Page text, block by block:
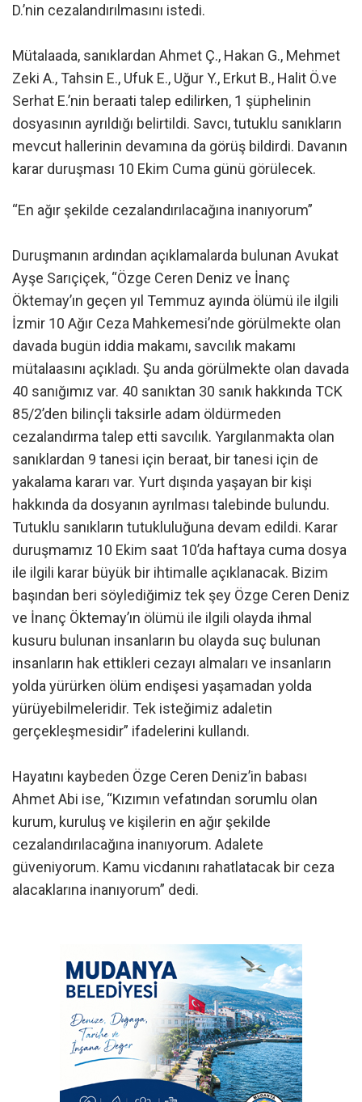
D.’nin cezalandırılmasını istedi.
Mütalaada, sanıklardan Ahmet Ç., Hakan G., Mehmet
Zeki A., Tahsin E., Ufuk E., Uğur Y., Erkut B., Halit Ö.ve
Serhat E.’nin beraati talep edilirken, 1 şüphelinin
dosyasının ayrıldığı belirtildi. Savcı, tutuklu sanıkların
mevcut hallerinin devamına da görüş bildirdi. Davanın
karar duruşması 10 Ekim Cuma günü görülecek.
“En ağır şekilde cezalandırılacağına inanıyorum”
Duruşmanın ardından açıklamalarda bulunan Avukat
Ayşe Sarıçiçek, “Özge Ceren Deniz ve İnanç
Öktemay’ın geçen yıl Temmuz ayında ölümü ile ilgili
İzmir 10 Ağır Ceza Mahkemesi’nde görülmekte olan
davada bugün iddia makamı, savcılık makamı
mütalaasını açıkladı. Şu anda görülmekte olan davada
40 sanığımız var. 40 sanıktan 30 sanık hakkında TCK
85/2’den bilinçli taksirle adam öldürmeden
cezalandırma talep etti savcılık. Yargılanmakta olan
sanıklardan 9 tanesi için beraat, bir tanesi için de
yakalama kararı var. Yurt dışında yaşayan bir kişi
hakkında da dosyanın ayrılması talebinde bulundu.
Tutuklu sanıkların tutukluluğuna devam edildi. Karar
duruşmamız 10 Ekim saat 10’da haftaya cuma dosya
ile ilgili karar büyük bir ihtimalle açıklanacak. Bizim
başından beri söylediğimiz tek şey Özge Ceren Deniz
ve İnanç Öktemay’ın ölümü ile ilgili olayda ihmal
kusuru bulunan insanların bu olayda suç bulunan
insanların hak ettikleri cezayı almaları ve insanların
yolda yürürken ölüm endişesi yaşamadan yolda
yürüyebilmeleridir. Tek isteğimiz adaletin
gerçekleşmesidir” ifadelerini kullandı.
Hayatını kaybeden Özge Ceren Deniz’in babası
Ahmet Abi ise, “Kızımın vefatından sorumlu olan
kurum, kuruluş ve kişilerin en ağır şekilde
cezalandırılacağına inanıyorum. Adalete
güveniyorum. Kamu vicdanını rahatlatacak bir ceza
alacaklarına inanıyorum” dedi.